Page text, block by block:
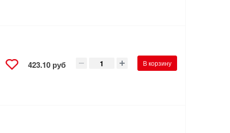
423.10 руб В корзину